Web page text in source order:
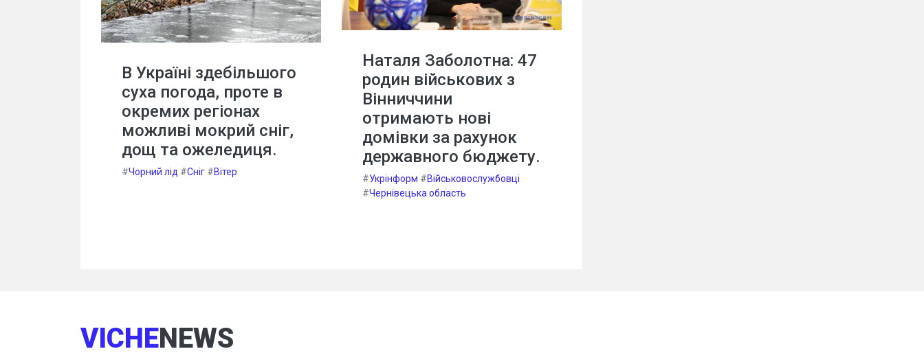
В Україні здебільшого
суха погода, проте в
окремих регіонах
можливі мокрий сніг,
дощ та ожеледиця.
#Чорний лід #Сніг #Вітер
Наталя Заболотна: 47
родин військових з
Вінниччини
отримають нові
домівки за рахунок
державного бюджету.
#Укрінформ #Військовослужбовці
#Чернівецька область
VICHENEWS